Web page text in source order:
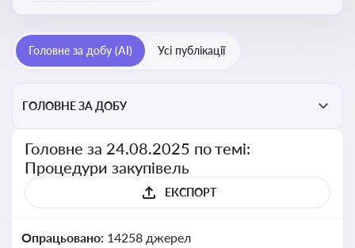
Головне за добу (AI) Усі публікації
ГОЛОВНЕ ЗА ДОБУ
Головне за 24.08.2025 по темі:
Процедури закупівель
ЕКСПОРТ
Опрацьовано: 14258 джерел